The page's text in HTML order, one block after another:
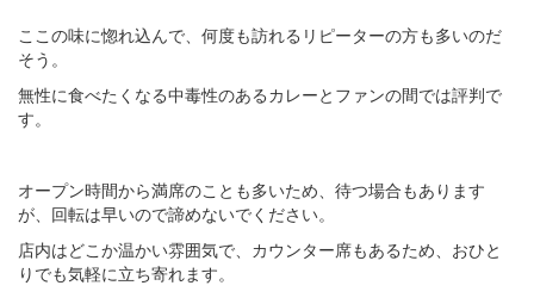
ここの味に惚れ込んで、何度も訪れるリピーターの方も多いのだ
そう。​
無性に食べたくなる中毒性のあるカレーとファンの間では評判で
す。​
オープン時間から満席のことも多いため、待つ場合もあります
が、回転は早いので諦めないでください。
店内はどこか温かい雰囲気で、カウンター席もあるため、おひと
りでも気軽に立ち寄れます。​